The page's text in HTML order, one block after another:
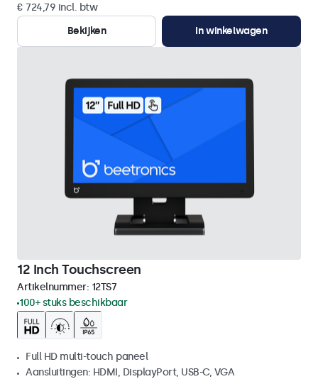
€ 724,79 incl. btw
Bekijken
In winkelwagen
12 Inch Touchscreen
Artikelnummer: 12TS7
100+ stuks beschikbaar
Full HD multi-touch paneel
Aansluitingen: HDMI, DisplayPort, USB-C, VGA